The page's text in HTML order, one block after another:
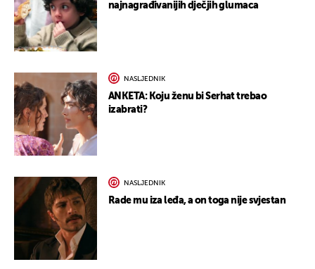
najnagrađivanijih dječjih glumaca
NASLJEDNIK
ANKETA: Koju ženu bi Serhat trebao
izabrati?
NASLJEDNIK
Rade mu iza leđa, a on toga nije svjestan